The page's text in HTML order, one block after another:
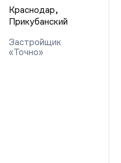
Краснодар,
Прикубанский
Застройщик
«Точно»